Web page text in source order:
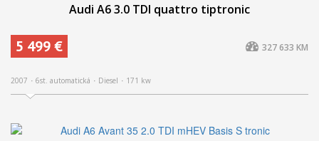
Audi A6 3.0 TDI quattro tiptronic
5 499 € 327 633 KM
2007 6st. automatická Diesel 171 kw